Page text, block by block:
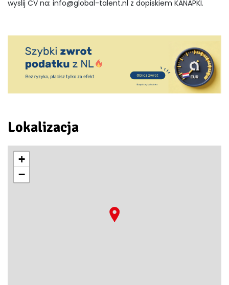
wyslij CV na: info@global-talent.nl z dopiskiem KANAPKI.
Lokalizacja
+
−